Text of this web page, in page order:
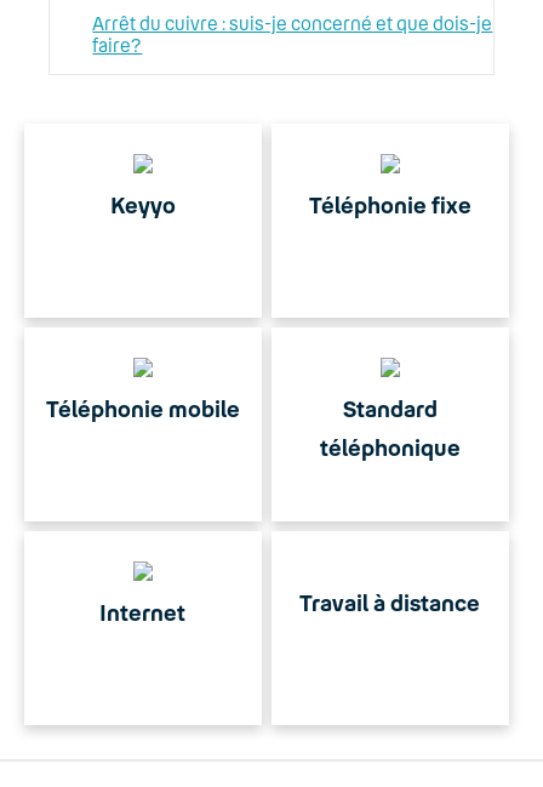
Arrêt du cuivre : suis-je concerné et que dois-je
faire?
Keyyo Téléphonie fixe
Téléphonie mobile
Standard
téléphonique
Internet Travail à distance